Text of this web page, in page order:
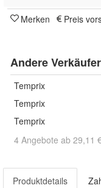
Merken Preis
Andere Verkäufer
Temprix
Temprix
Temprix
4 Angebote ab 29,11
Produktdetails